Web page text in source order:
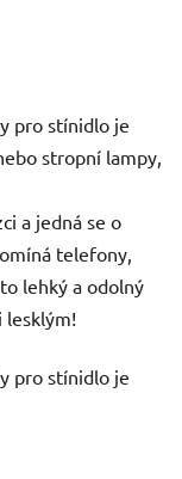
pro stínidlo je
stropní lampy,
a jedná se o
telefony,
lehký a odolný
lesklým!
pro stínidlo je